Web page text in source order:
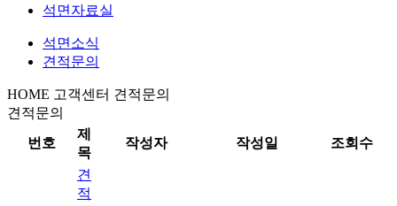
석면자료실
석면소식
견적문의
HOME 고객센터 견적문의
견적문의
번호
제
목
작성자 작성일 조회수
견
적